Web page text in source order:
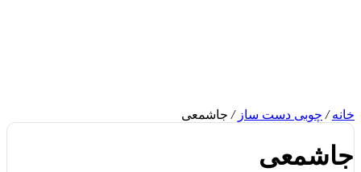
خانه/ چوبی دست ساز / جاشمعی
جاشمعی